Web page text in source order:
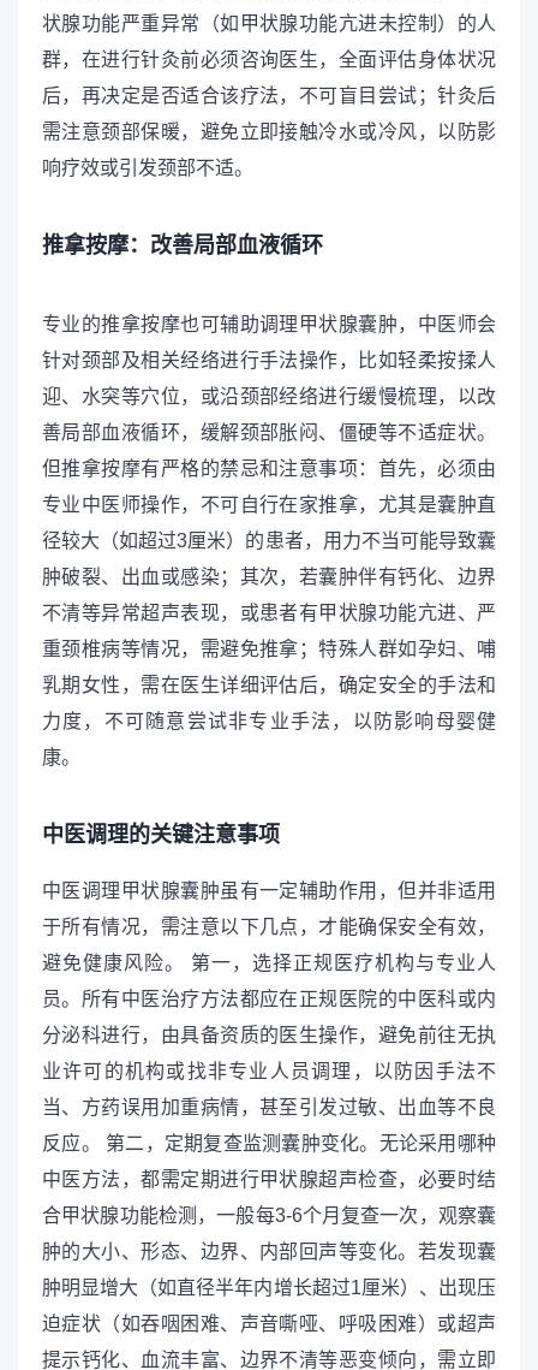
状腺功能严重异常（如甲状腺功能亢进未控制）的人
群，在进行针灸前必须咨询医生，全面评估身体状况
后，再决定是否适合该疗法，不可盲目尝试；针灸后
需注意颈部保暖，避免立即接触冷水或冷风，以防影
响疗效或引发颈部不适。
推拿按摩：改善局部血液循环
专业的推拿按摩也可辅助调理甲状腺囊肿，中医师会
针对颈部及相关经络进行手法操作，比如轻柔按揉人
迎、水突等穴位，或沿颈部经络进行缓慢梳理，以改
善局部血液循环，缓解颈部胀闷、僵硬等不适症状。
但推拿按摩有严格的禁忌和注意事项：首先，必须由
专业中医师操作，不可自行在家推拿，尤其是囊肿直
径较大（如超过3厘米）的患者，用力不当可能导致囊
肿破裂、出血或感染；其次，若囊肿伴有钙化、边界
不清等异常超声表现，或患者有甲状腺功能亢进、严
重颈椎病等情况，需避免推拿；特殊人群如孕妇、哺
乳期女性，需在医生详细评估后，确定安全的手法和
力度，不可随意尝试非专业手法，以防影响母婴健
康。
中医调理的关键注意事项
中医调理甲状腺囊肿虽有一定辅助作用，但并非适用
于所有情况，需注意以下几点，才能确保安全有效，
避免健康风险。 第一，选择正规医疗机构与专业人
员。所有中医治疗方法都应在正规医院的中医科或内
分泌科进行，由具备资质的医生操作，避免前往无执
业许可的机构或找非专业人员调理，以防因手法不
当、方药误用加重病情，甚至引发过敏、出血等不良
反应。 第二，定期复查监测囊肿变化。无论采用哪种
中医方法，都需定期进行甲状腺超声检查，必要时结
合甲状腺功能检测，一般每3-6个月复查一次，观察囊
肿的大小、形态、边界、内部回声等变化。若发现囊
肿明显增大（如直径半年内增长超过1厘米）、出现压
迫症状（如吞咽困难、声音嘶哑、呼吸困难）或超声
提示钙化、血流丰富、边界不清等恶变倾向，需立即